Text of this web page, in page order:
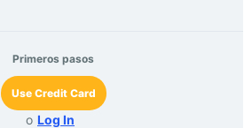
Primeros pasos
Use Credit Card
o Log In